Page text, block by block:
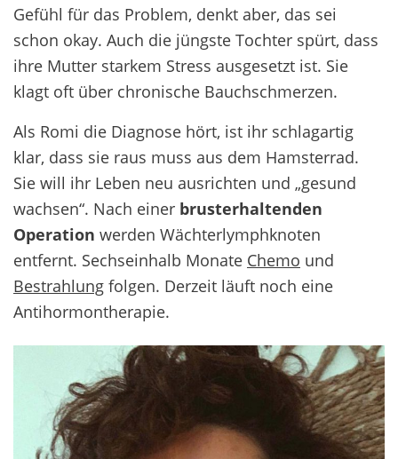
Gefühl für das Problem, denkt aber, das sei
schon okay. Auch die jüngste Tochter spürt, dass
ihre Mutter starkem Stress ausgesetzt ist. Sie
klagt oft über chronische Bauchschmerzen.
Als Romi die Diagnose hört, ist ihr schlagartig
klar, dass sie raus muss aus dem Hamsterrad.
Sie will ihr Leben neu ausrichten und „gesund
wachsen“. Nach einer brusterhaltenden
Operation werden Wächterlymphknoten
entfernt. Sechseinhalb Monate Chemo und
Bestrahlung folgen. Derzeit läuft noch eine
Antihormontherapie.